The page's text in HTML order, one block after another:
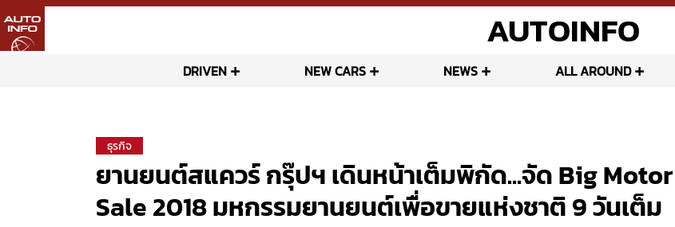
AUTOINFO
DRIVEN NEW CARS NEWS ALL AROUND
ธุรกิจ
ยานยนต์สแควร์ กรุ๊ปฯ เดินหน้าเต็มพิกัด...จัด Big Motor
Sale 2018 มหกรรมยานยนต์เพื่อขายแห่งชาติ 9 วันเต็ม